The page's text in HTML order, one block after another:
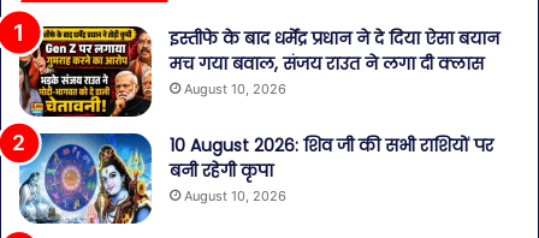
इस्तीफे के बाद धर्मेंद्र प्रधान ने दे दिया ऐसा बयान
मच गया बवाल, संजय राउत ने लगा दी क्लास
August 10, 2026
10 August 2026: शिव जी की सभी राशियों पर
बनी रहेगी कृपा
August 10, 2026